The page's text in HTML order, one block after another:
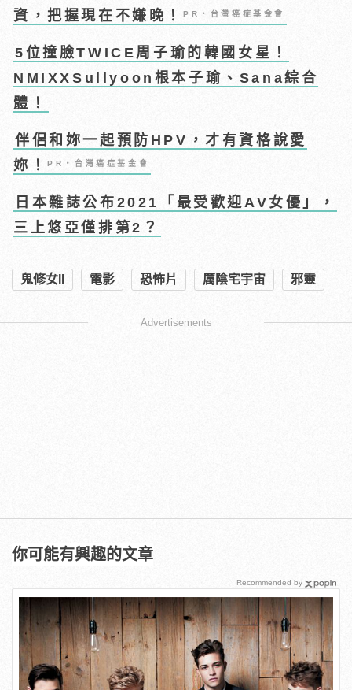
資，把握現在不嫌晚！PR・台灣癌症基金會
5位撞臉TWICE周子瑜的韓國女星！
NMIXXSullyoon根本子瑜、Sana綜合
體！
伴侶和妳一起預防HPV，才有資格說愛
妳！PR・台灣癌症基金會
日本雜誌公布2021「最受歡迎AV女優」，
三上悠亞僅排第2？
鬼修女II 電影 恐怖片 厲陰宅宇宙 邪靈
Advertisements
你可能有興趣的文章
Recommended by